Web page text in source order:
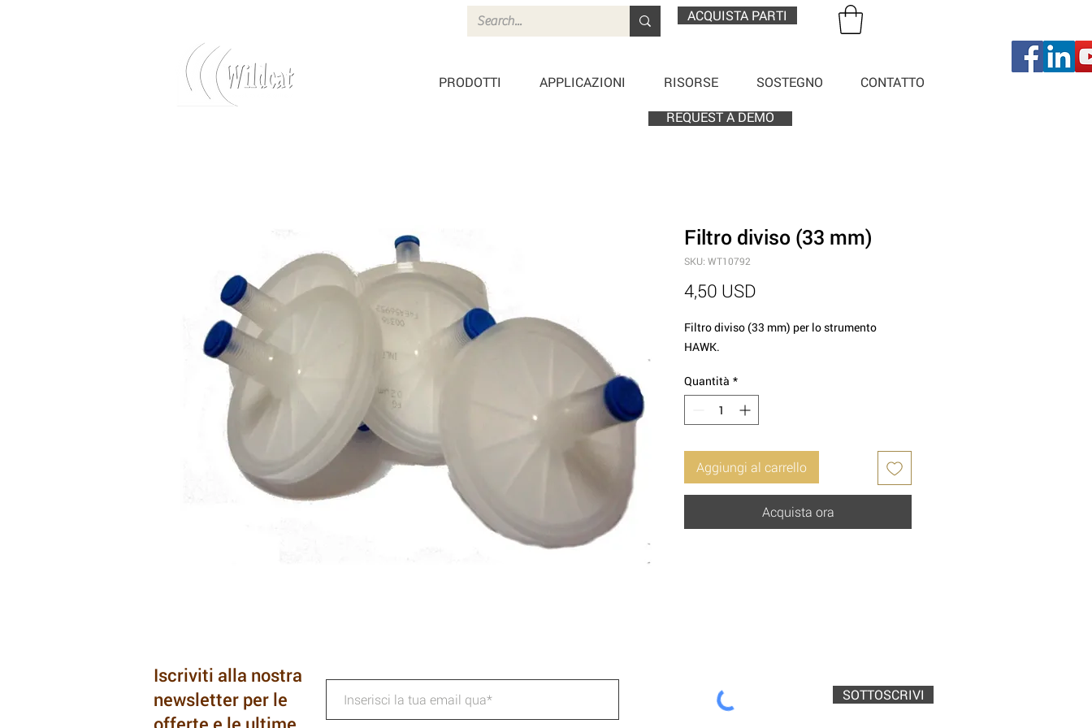
ACQUISTA PARTI
PRODOTTI APPLICAZIONI RISORSE SOSTEGNO CONTATTO
Filtro diviso (33 mm)
SKU: WT10792
4,50 USDPrezzo
Filtro diviso (33 mm) per lo strumento
HAWK.
Quantità *
Aggiungi al carrello
Acquista ora
REQUEST A DEMO
Iscriviti alla nostra
newsletter per le
SOTTOSCRIVI